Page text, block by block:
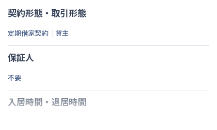
契約形態・取引形態
定期借家契約｜貸主
保証人
不要
入居時間・退居時間